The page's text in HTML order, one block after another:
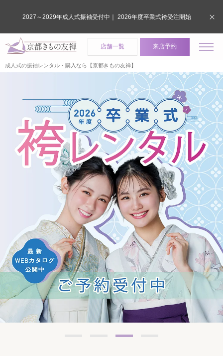
店舗一覧 来店予約
成人式の振袖レンタル・購入なら【京都きもの友禅】
2027～2029年成人式振袖受付中｜ 2026年度卒業式袴受注開始